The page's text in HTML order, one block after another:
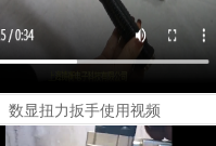
数显扭力扳手使用视频